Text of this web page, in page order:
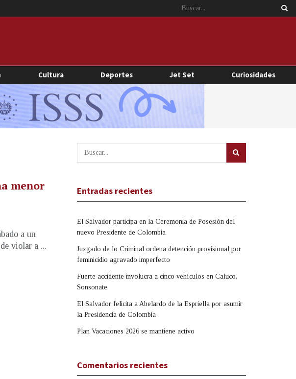
Cultura Deportes Jet Set Curiosidades
menor
a un
violar a ...
Entradas recientes
El Salvador participa en la Ceremonia de Posesión del
nuevo Presidente de Colombia
Juzgado de lo Criminal ordena detención provisional por
feminicidio agravado imperfecto
Fuerte accidente involucra a cinco vehículos en Caluco,
Sonsonate
El Salvador felicita a Abelardo de la Espriella por asumir
la Presidencia de Colombia
Plan Vacaciones 2026 se mantiene activo
Comentarios recientes